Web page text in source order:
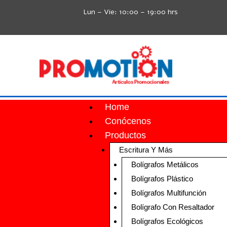
Lun – Vie: 10:00 – 19:00 hrs
Home
Conócenos
Productos
Escritura Y Más
Bolígrafos Metálicos
Bolígrafos Plástico
Bolígrafos Multifunción
Bolígrafo Con Resaltador
Bolígrafos Ecológicos